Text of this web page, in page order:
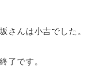
さんは小吉でした。
了です。